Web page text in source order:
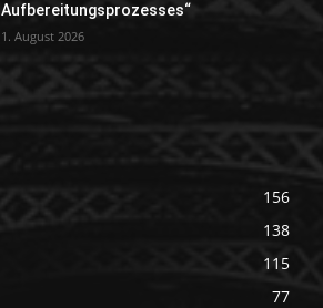
Aufbereitungsprozesses“
1. August 2026
156
138
115
77